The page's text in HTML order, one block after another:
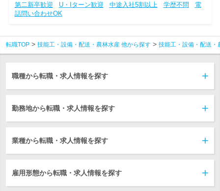
第二新卒歓迎
U・Iターン歓迎 中途入社5割以上 学歴不問
電
話問い合わせOK
転職TOP 技能工・設備・配送・農林水産 他から探す 技能工・設備・配送・
職種から転職・求人情報を探す
勤務地から転職・求人情報を探す
業種から転職・求人情報を探す
雇用形態から転職・求人情報を探す